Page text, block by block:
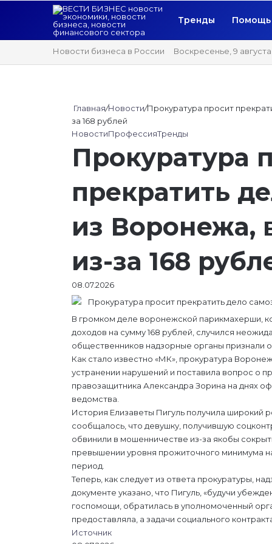
Тренды Помощь
Новости бизнеса в России Воскресенье, 9
Главная/Новости/Прокуратура просит
за 168 рублей
НовостиПрофессияТренды
Прокуратура
прекратить
из Воронежа,
из-за 168
08.07.2026
В громком деле воронежской парикмахерши,
доходов на сумму 168 рублей, случился
общественников надзорные органы признали
Как стало известно «МК», прокуратура
устранении нарушений и поставила вопрос о
правозащитника Александра Зорина на днях
ведомства.
История Елизаветы Пигуль получила
сообщалось, что девушку, получившую
обвинили в мошенничестве из-за якобы
превышении уровня прожиточного минимума
период.
Теперь, как следует из ответа прокуратуры,
документе указано, что Пигуль, «будучи
госпомощи, обратилась в уполномоченный
предоставляла, а задачи социального
Источник